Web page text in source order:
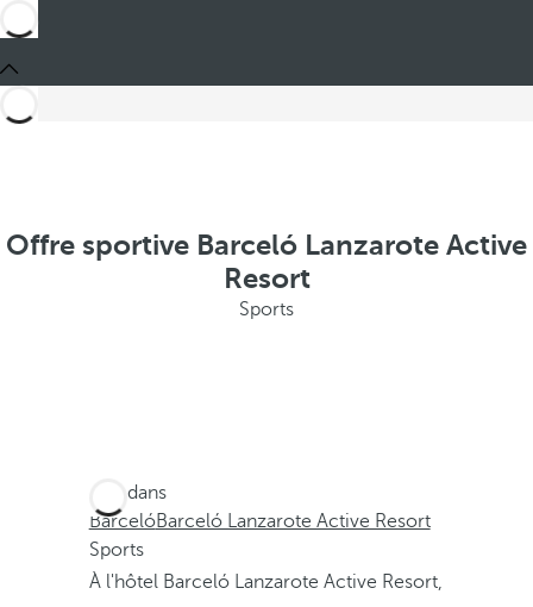
Offre sportive Barceló Lanzarote Active
Resort
Sports
Ces dans
BarcelóBarceló Lanzarote Active Resort
Sports
À l'hôtel Barceló Lanzarote Active Resort,